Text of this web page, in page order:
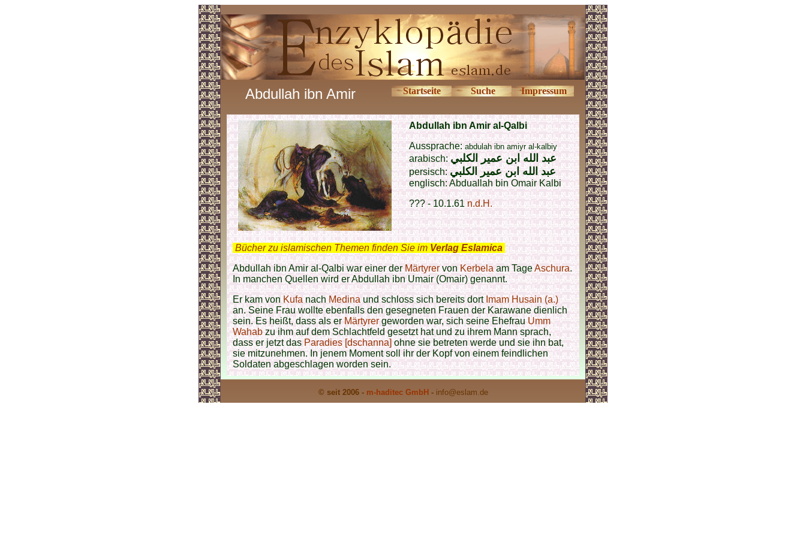
Abdullah ibn Amir Startseite Suche Impressum
Abdullah ibn Amir al-Qalbi
Aussprache:abdulah ibn amiyr al-kalbiy
arabisch:عبد الله ابن عمير الكلبي
persisch:عبد الله ابن عمير الكلبي
englisch: Abduallah bin Omair Kalbi
??? - 10.1.61n.d.H.
Bücher zu islamischen Themen finden Sie im Verlag Eslamica
Abdullah ibn Amir al-Qalbi war einer derMärtyrervonKerbelaam TageAschura.
In manchen Quellen wird er Abdullah ibn Umair (Omair) genannt.
Er kam vonKufanachMedinaund schloss sich bereits dortImam Husain (a.)
an. Seine Frau wollte ebenfalls den gesegneten Frauen der Karawane dienlich
sein. Es heißt, dass als erMärtyrergeworden war, sich seine EhefrauUmm
Wahabzu ihm auf dem Schlachtfeld gesetzt hat und zu ihrem Mann sprach,
dass er jetzt dasParadies [dschanna]ohne sie betreten werde und sie ihn bat,
sie mitzunehmen. In jenem Moment soll ihr der Kopf von einem feindlichen
Soldaten abgeschlagen worden sein.
© seit 2006 - m-haditec GmbH - info@eslam.de